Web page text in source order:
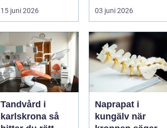
mer än bara stegen
sö...
15 juni 2026
som förenar
klassisk massage
med energibas...
03 juni 2026
Tandvård i
karlskrona så
Naprapat i
kungälv när